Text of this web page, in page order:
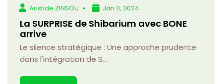
Aristide ZINSOU Jan 11, 2024
La SURPRISE de Shibarium avec BONE
arrive
Le silence stratégique : Une approche prudente
dans l'intégration de S...